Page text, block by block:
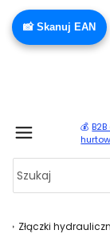
📸 Skanuj EAN
💰
Złączki